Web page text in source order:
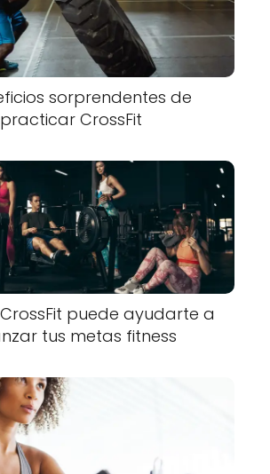
sorprendentes de
practicar CrossFit
puede ayudarte a
tus metas fitness